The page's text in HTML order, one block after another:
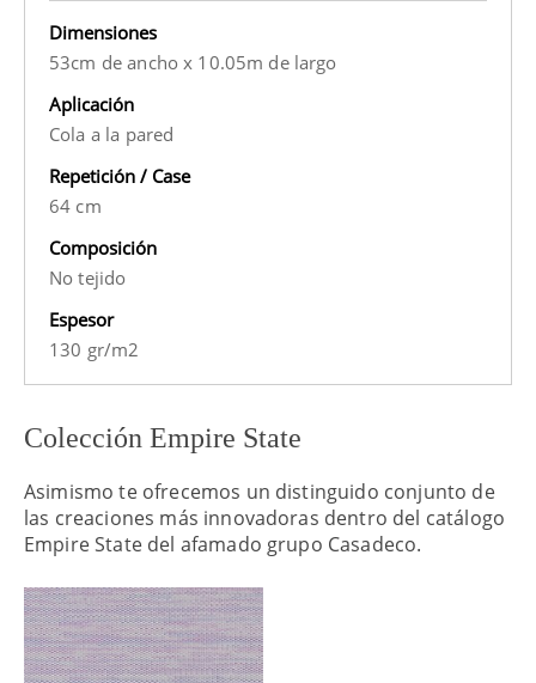
Dimensiones
53cm de ancho x 10.05m de largo
Aplicación
Cola a la pared
Repetición / Case
64 cm
Composición
No tejido
Espesor
130 gr/m2
Colección Empire State
Asimismo te ofrecemos un distinguido conjunto de
las creaciones más innovadoras dentro del catálogo
Empire State del afamado grupo Casadeco.